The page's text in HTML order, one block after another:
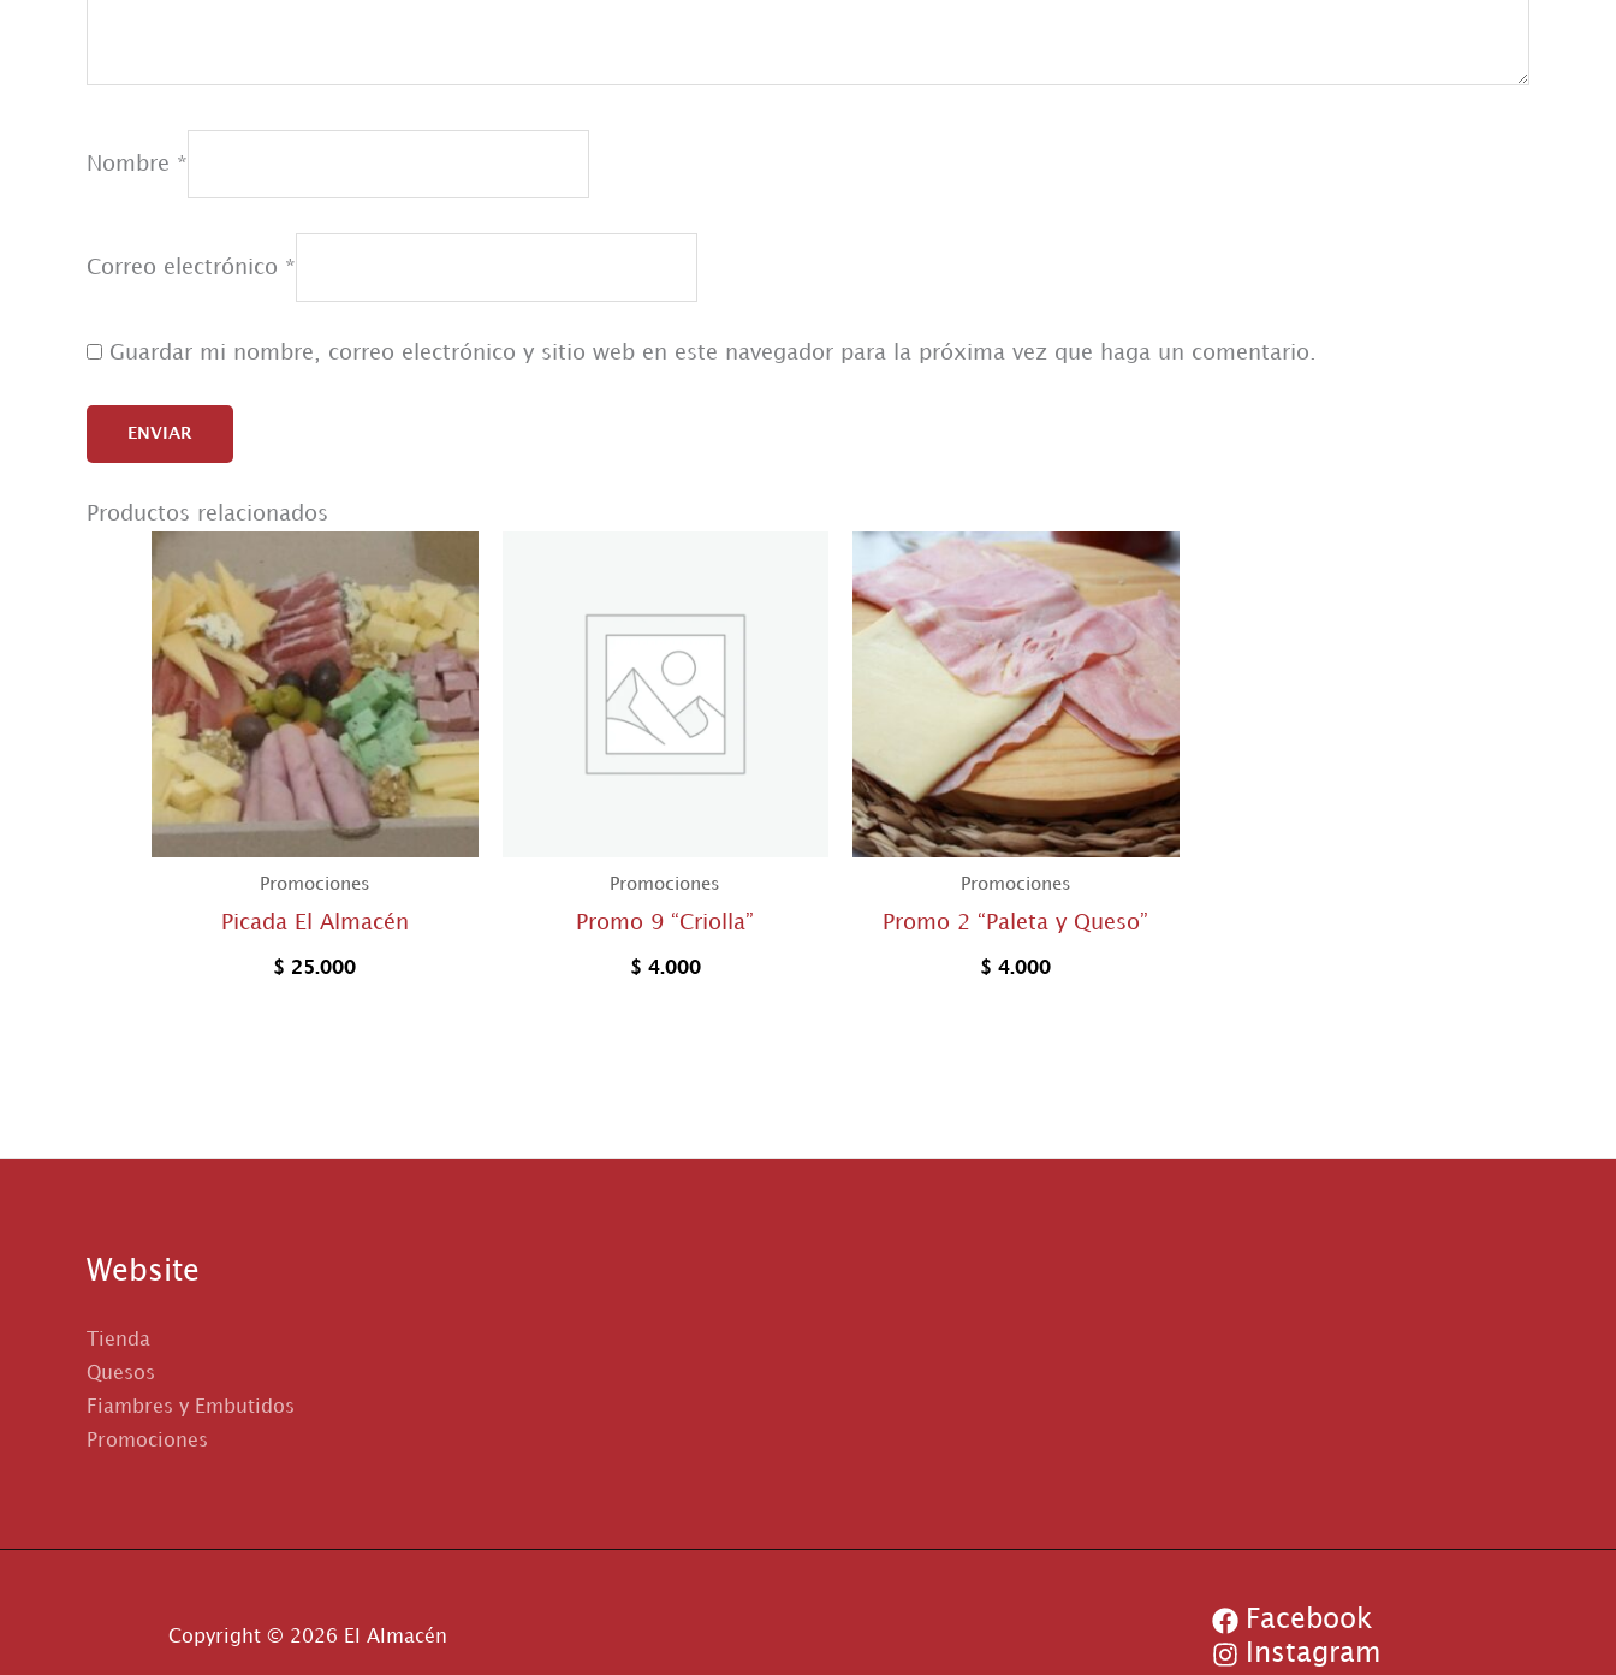
Nombre *
Correo electrónico *
Guardar mi nombre, correo electrónico y sitio web en este navegador para la próxima vez que haga un comentario.
Productos relacionados
Promociones
Picada El Almacén
$ 25.000
Promociones
Promo 9 “Criolla”
$ 4.000
Promociones
Promo 2 “Paleta y Queso”
$ 4.000
Website
Tienda
Quesos
Fiambres y Embutidos
Promociones
Copyright © 2026 El Almacén
Facebook
Instagram